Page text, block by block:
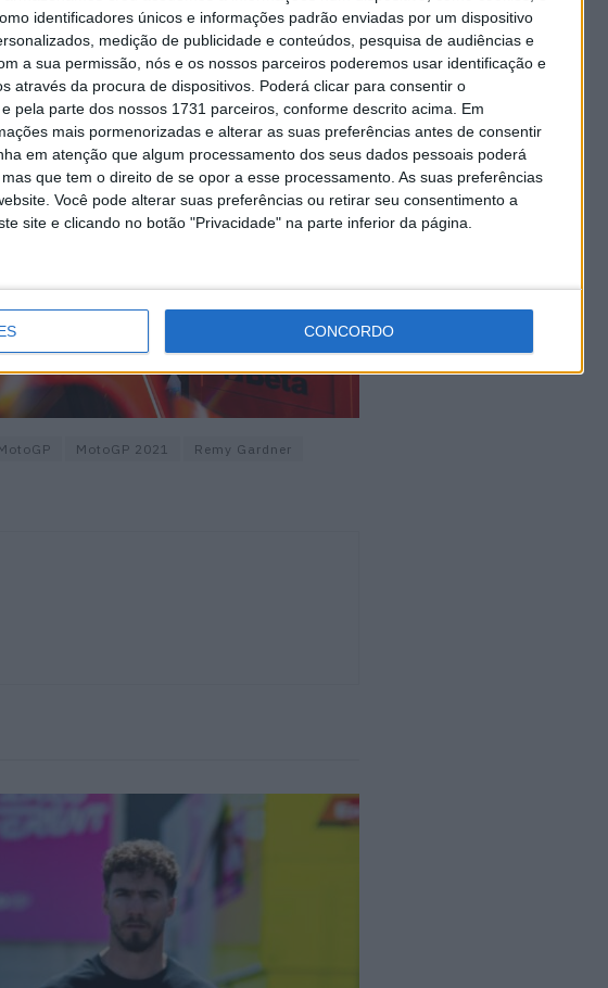
identificadores únicos e informações padrão enviadas por um dispositivo
medição de publicidade e conteúdos, pesquisa de audiências e
a sua permissão, nós e os nossos parceiros poderemos usar identificação e
através da procura de dispositivos. Poderá clicar para consentir o
pela parte dos nossos 1731 parceiros, conforme descrito acima. Em
mais pormenorizadas e alterar as suas preferências antes de consentir
em atenção que algum processamento dos seus dados pessoais poderá
que tem o direito de se opor a esse processamento. As suas preferências
Você pode alterar suas preferências ou retirar seu consentimento a
site e clicando no botão "Privacidade" na parte inferior da página.
CONCORDO
MotoGP 2021
Remy Gardner